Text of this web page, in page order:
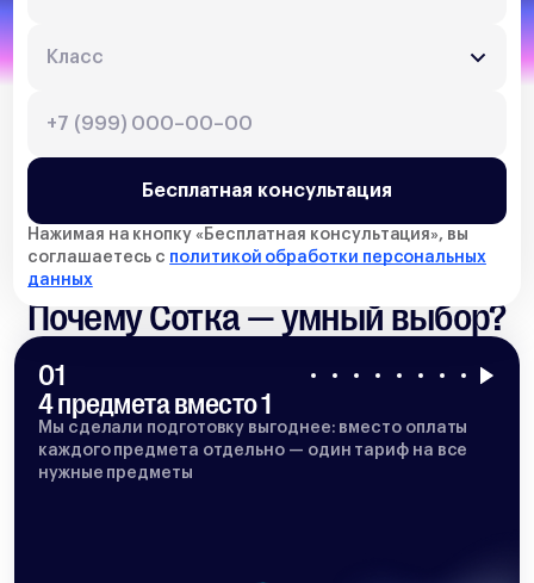
Бесплатная консультация
Нажимая на кнопку « Бесплатная консультация», вы
соглашаетесь с политикой обработки персональных
данных
Почему Сотка — умный выбор?
01
4 предмета вместо 1
Мы сделали подготовку выгоднее: вместо оплаты
каждого предмета отдельно — один тариф на все
нужные предметы